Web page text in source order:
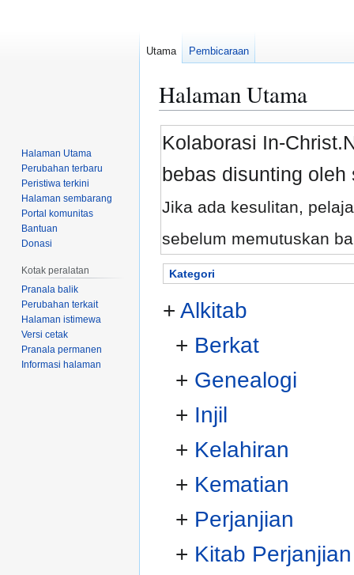
Halaman Utama
ke
navigasi
ke
pencarian
Kolaborasi In-
bebas disunting oleh
Jika ada kesulitan,
sebelum memutuskan
Kategori
+ Alkitab
+ Berkat
+ Genealogi
+ Injil
+ Kelahiran
+ Kematian
+ Perjanjian
+ Kitab
Utama Pembicaraan
Halaman Utama
Perubahan terbaru
Peristiwa terkini
Halaman sembarang
Portal komunitas
Bantuan
Donasi
Kotak peralatan
Pranala balik
Perubahan terkait
Halaman istimewa
Versi cetak
Pranala permanen
Informasi halaman